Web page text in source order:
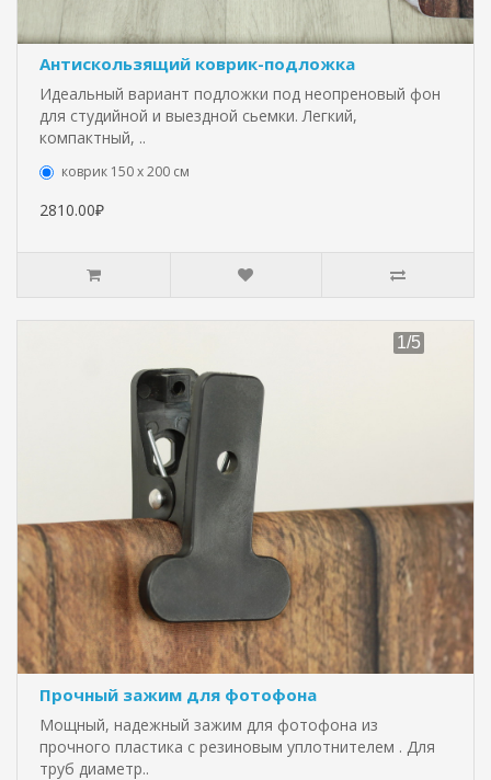
Антискользящий коврик-подложка
Идеальный вариант подложки под неопреновый фон
для студийной и выездной сьемки. Легкий,
компактный, ..
коврик 150 х 200 см
2810.00₽
Прочный зажим для фотофона
Мощный, надежный зажим для фотофона из
прочного пластика с резиновым уплотнителем . Для
труб диаметр..